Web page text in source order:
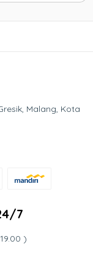
Malang, Kota
7
)